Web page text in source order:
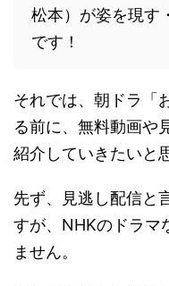
松本）が姿を現す
です！
それでは、朝ドラ「
る前に、無料動画や
紹介していきたいと
先ず、見逃し配信と
すが、NHKのドラマ
ません。